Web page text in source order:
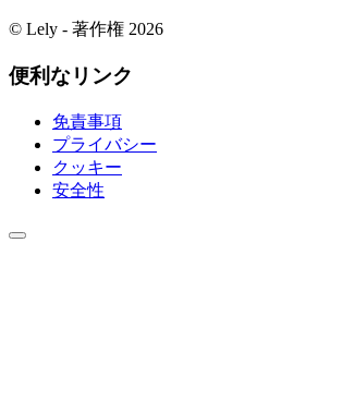
© Lely - 著作権 2026
便利なリンク
免責事項
プライバシー
クッキー
安全性